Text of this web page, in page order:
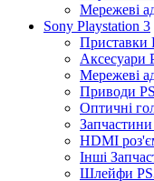
Мережеві
Sony Playstation 3
Приставки
Аксесуари
Мережеві
Приводи
Оптичні
HDMI
Інші
Шлейфи